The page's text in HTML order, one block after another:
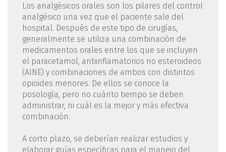
Los analgésicos orales son los pilares del control
analgésico una vez que el paciente sale del
hospital. Después de este tipo de cirugías,
generalmente se utiliza una combinación de
medicamentos orales entre los que se incluyen
el paracetamol, antiinflamatorios no esteroideos
(AINE) y combinaciones de ambos con distintos
opioides menores. De ellos se conoce la
posología, pero no cuánto tiempo se deben
administrar, ni cuál es la mejor y más efectiva
combinación.
A corto plazo, se deberían realizar estudios y
elaborar guías específicas para el manejo del